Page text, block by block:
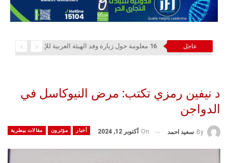
عاجل 16 معلومة حول زيارة وفد الهيئة العربية للإستثمار والإنماء الزراعي إلي السعودية
د نيفين رمزي تكتب: مرض النيوكاسل في
الدواجن
أخبار مؤثرون مقالات بيطرية By سعيد احمد On أكتوبر 12, 2024